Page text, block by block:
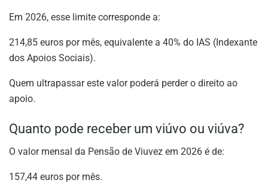
Em 2026, esse limite corresponde a:
214,85 euros por mês, equivalente a 40% do IAS (Indexante
dos Apoios Sociais).
Quem ultrapassar este valor poderá perder o direito ao
apoio.
Quanto pode receber um viúvo ou viúva?
O valor mensal da Pensão de Viuvez em 2026 é de:
157,44 euros por mês.